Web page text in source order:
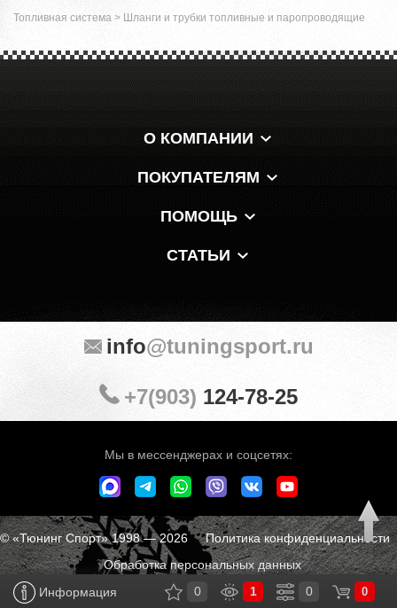
Топливная система > Шланги и трубки топливные и паропроводящие
О КОМПАНИИ
ПОКУПАТЕЛЯМ
ПОМОЩЬ
СТАТЬИ
Мы в мессенджерах и соцсетях:
info@tuningsport.ru
+7(903) 124-78-25
© «Тюнинг Спорт» 1998 — 2026Политика конфиденциальности
Обработка персональных данных
Информация
0
0
1
0